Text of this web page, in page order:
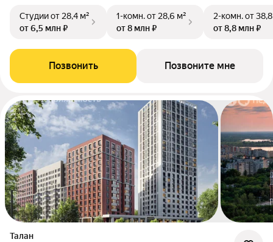
Студииот 28,4 м²
от 6,5 млн ₽
1-комн.от 28,6 м²
от 8 млн ₽
2-комн.от
от 8,8 млн ₽
Позвонить Позвоните мне
Талан